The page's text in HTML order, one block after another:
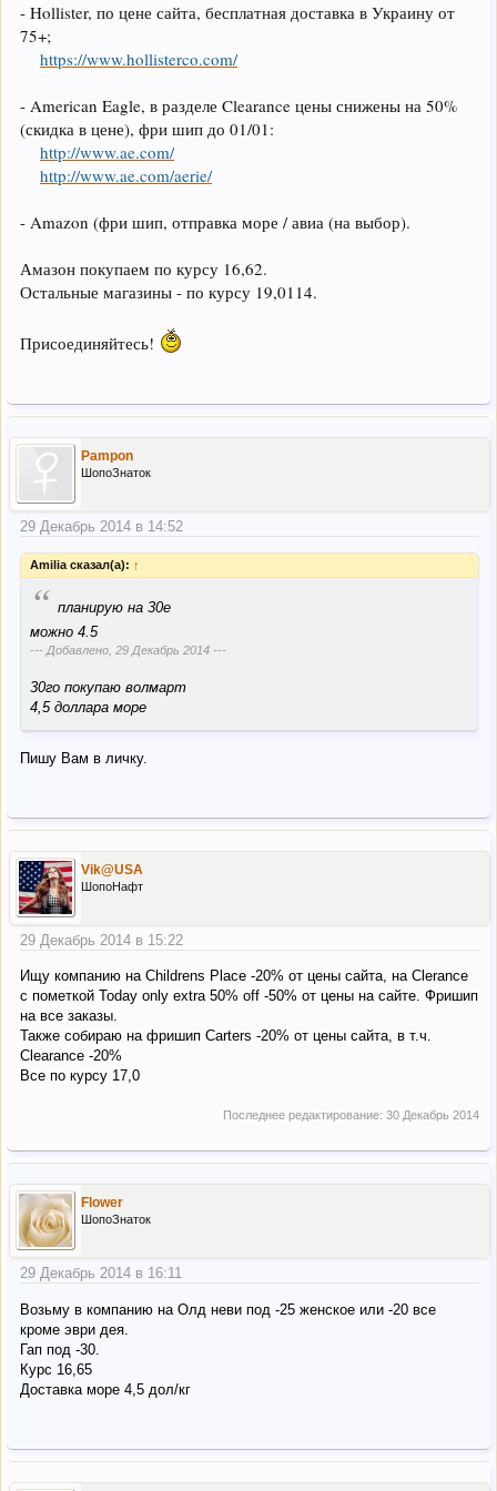
- Hollister, по цене сайта, бесплатная доставка в Украину от
75+;
https://www.hollisterco.com/
- American Eagle, в разделе Clearance цены снижены на 50%
(скидка в цене), фри шип до 01/01:
http://www.ae.com/
http://www.ae.com/aerie/
- Amazon (фри шип, отправка море / авиа (на выбор).
Амазон покупаем по курсу 16,62.
Остальные магазины - по курсу 19,0114.
Присоединяйтесь!
Pampon
ШопоЗнаток
29 Декабрь 2014 в 14:52
Amilia сказал(а): ↑
“ планирую на 30е
можно 4.5
--- Добавлено, 29 Декабрь 2014 ---
30го покупаю волмарт
4,5 доллара море
Пишу Вам в личку.
Vik@USA
ШопоНафт
29 Декабрь 2014 в 15:22
Ищу компанию на Childrens Place -20% от цены сайта, на Clerance
c пометкой Today only extra 50% off -50% от цены на сайте. Фришип
на все заказы.
Также собираю на фришип Carters -20% от цены сайта, в т.ч.
Clearance -20%
Все по курсу 17,0
Последнее редактирование: 30 Декабрь 2014
Flower
ШопоЗнаток
29 Декабрь 2014 в 16:11
Возьму в компанию на Олд неви под -25 женское или -20 все
кроме эври дея.
Гап под -30.
Курс 16,65
Доставка море 4,5 дол/кг